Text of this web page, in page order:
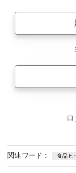
関連ワード： 食品ヒ